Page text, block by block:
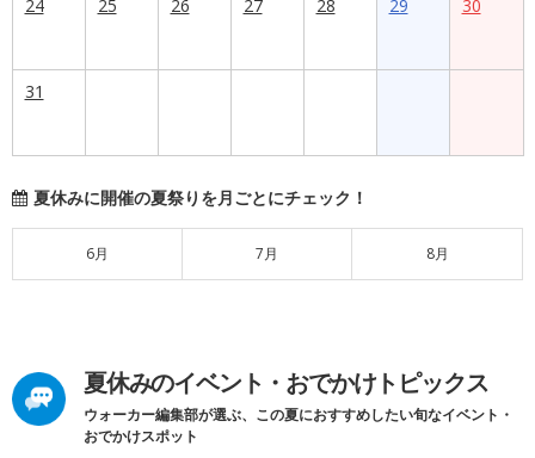
24 25 26 27 28 29 30
31
夏休みに開催の夏祭りを月ごとにチェック！
6月 7月 8月
夏休みのイベント・おでかけトピックス
ウォーカー編集部が選ぶ、この夏におすすめしたい旬なイベント・
おでかけスポット